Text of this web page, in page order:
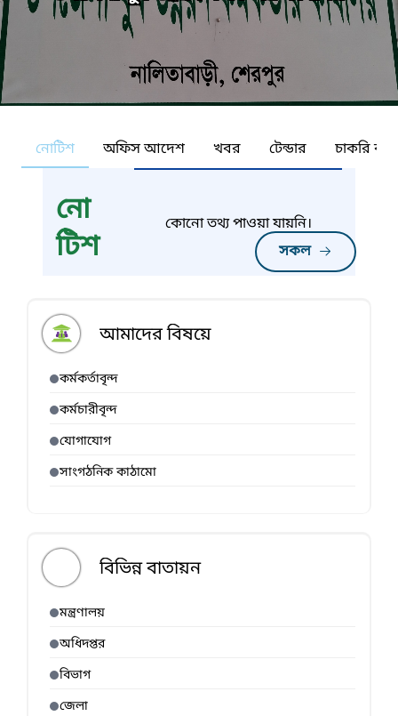
নোটিশ অফিস আদেশ খবর টেন্ডার চাকরি
নো
টিশ
সকল
কোনো তথ্য পাওয়া যায়নি।
আমাদের বিষয়ে
কর্মকর্তাবৃন্দ
কর্মচারীবৃন্দ
যোগাযোগ
সাংগঠনিক কাঠামো
বিভিন্ন বাতায়ন
মন্ত্রণালয়
অধিদপ্তর
বিভাগ
জেলা